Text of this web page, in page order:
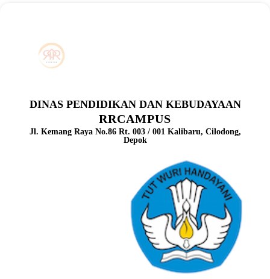
DINAS PENDIDIKAN DAN KEBUDAYAAN
RRCAMPUS
Jl. Kemang Raya No.86 Rt. 003 / 001 Kalibaru, Cilodong,
Depok